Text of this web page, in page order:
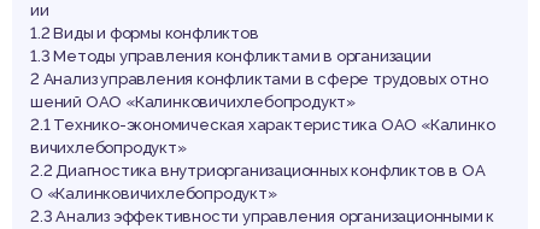
ии
1.2 Виды и формы конфликтов
1.3 Методы управления конфликтами в организации
2 Анализ управления конфликтами в сфере трудовых отно
шений ОАО «Калинковичихлебопродукт»
2.1 Технико-экономическая характеристика ОАО «Калинко
вичихлебопродукт»
2.2 Диагностика внутриорганизационных конфликтов в ОА
О «Калинковичихлебопродукт»
2.3 Анализ эффективности управления организационными к